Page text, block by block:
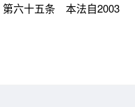
六十五条 本法自2003